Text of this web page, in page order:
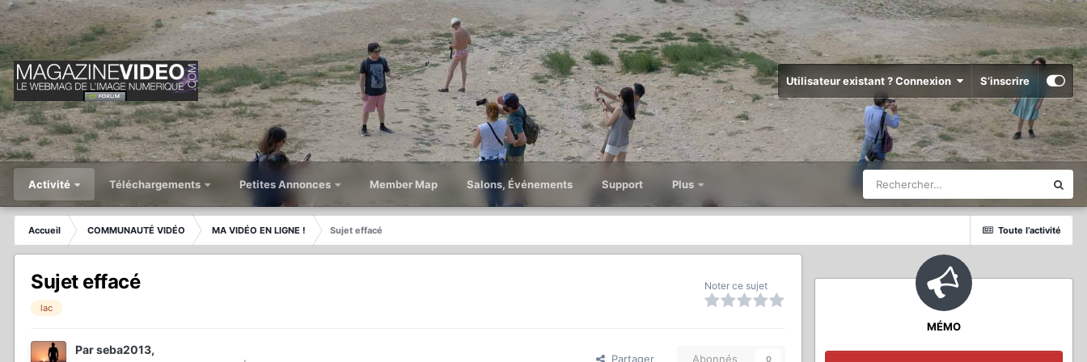
Utilisateur existant ? Connexion S’inscrire
Activité Téléchargements Petites Annonces Member Map Salons, Événements Support Plus
Toute l’activité
Accueil COMMUNAUTÉ VIDÉO MA VIDÉO EN LIGNE ! Sujet effacé
Sujet effacé
lac
Noter ce sujet
Parseba2013,
Partager Abonnés 0
MÉMO